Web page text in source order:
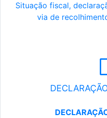
Situação fiscal,
via de